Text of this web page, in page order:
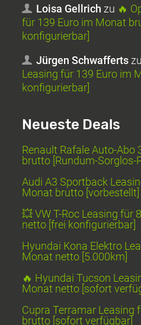
Loisa Gellrich zu 🔥
für 139 Euro im Monat
konfigurierbar]
Jürgen Schwafferts zu
Leasing für 139 Euro im
konfigurierbar]
Neueste Deals
Renault Rafale Auto-Abo
brutto [Rundum-Sorglos-
Audi A3 Sportback
Monat brutto [vorbestellt]
💥 VW T-Roc Leasing für
netto [frei konfigurierbar]
Hyundai Kona Elektro
Monat netto [5.000km]
🔥 Hyundai Tucson
Monat netto [sofort
Cupra Terramar Leasing
brutto [sofort verfügbar]